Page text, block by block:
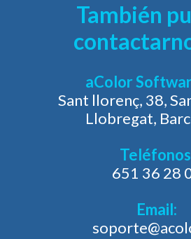
También
aColor
Sant llorenç, 38,
Llobregat,
651 36 28
Email: